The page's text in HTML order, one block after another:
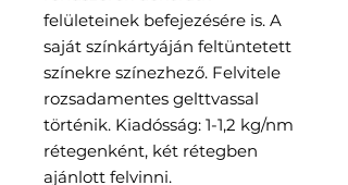
felületeinek befejezésére is. A
saját színkártyáján feltüntetett
színekre színezhező. Felvitele
rozsadamentes gelttvassal
történik. Kiadósság: 1-1,2 kg/nm
rétegenként, két rétegben
ajánlott felvinni.